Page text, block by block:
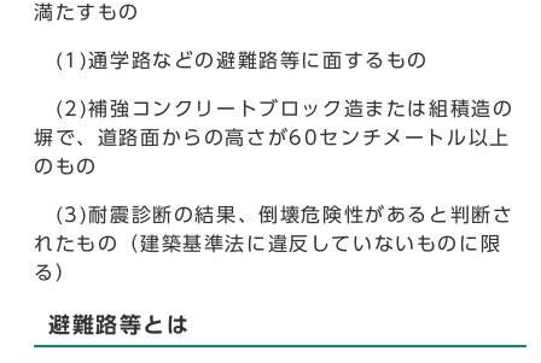
満たすもの
(1)通学路などの避難路等に面するもの
(2)補強コンクリートブロック造または組積造の
塀で、道路面からの高さが60センチメートル以上
のもの
(3)耐震診断の結果、倒壊危険性があると判断さ
れたもの（建築基準法に違反していないものに限
る）
避難路等とは